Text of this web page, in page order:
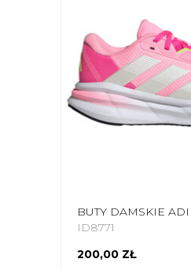
ID8771
200,00 ZŁ